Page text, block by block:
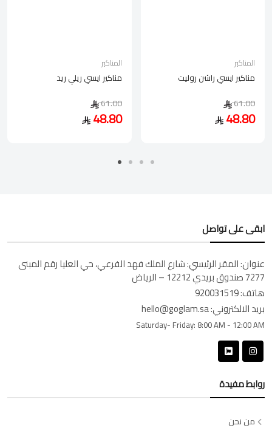
المناكير
مناكير ايسي ريلي ريد
61.00
48.80
المناكير
مناكير ايسي راشن روليت
61.00
48.80
ابقى على تواصل
عنوان:المقر الرئيسي: شارع الملك فهد الفرعي، حي العليا رقم المبنى
7277 صندوق بريدي 12212 – الرياض
هاتف:920031519
بريد الالكتروني:hello@goglam.sa
Saturday- Friday: 8:00 AM - 12:00 AM
روابط مفيدة
من نحن